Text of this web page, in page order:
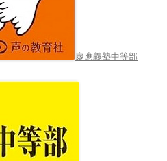
慶應義塾中等部